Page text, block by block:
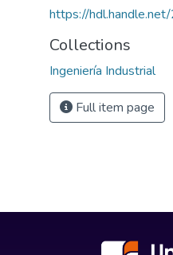
https://
Collections
Ingeniería Industrial
Full item page